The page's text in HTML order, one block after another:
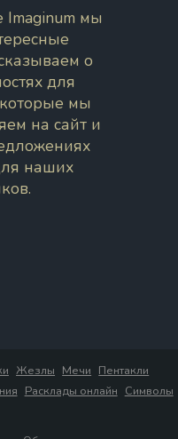
Imaginum мы
о
для
мы
на сайт и
наших
Жезлы Мечи Пентакли
Расклады онлайн Символы